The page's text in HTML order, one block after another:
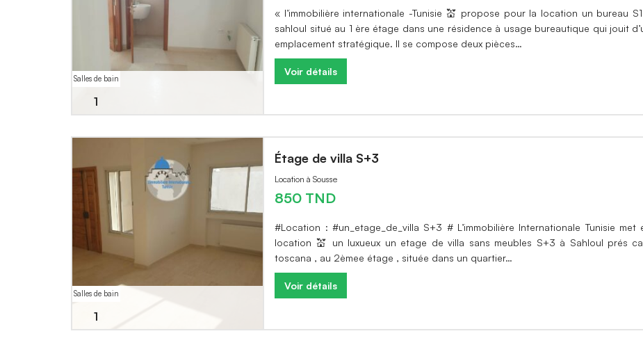
Salles de bain
1
« l’immobilière internationale -Tunisie 💒 propose pour la location un bureau
sahloul situé au 1 ère étage dans une résidence à usage bureautique qui jouit
emplacement stratégique. Il se compose deux pièces…
Voir détails
Salles de bain
1
Étage de villa S+3
Location à Sousse
850 TND
#Location : #un_etage_de_villa S+3 # L’immobilière Internationale Tunisie met
location 💒 un luxueux un etage de villa sans meubles S+3 à Sahloul prés
toscana , au 2èmee étage , située dans un quartier…
Voir détails